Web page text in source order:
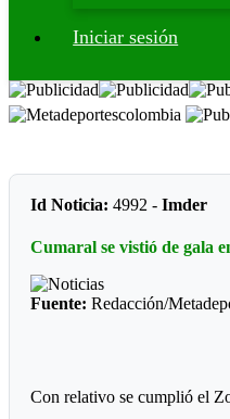
Iniciar sesión
Id Noticia: 4992 -Imder
Cumaral se vistió de gala
Fuente: Redacción/
Con relativo se cumplió el